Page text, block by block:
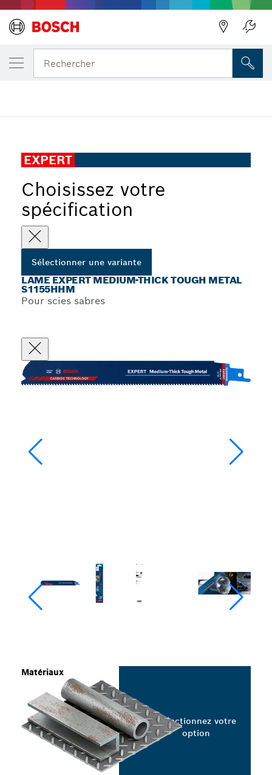
Rechercher
EXPERT
Choisissez votre
spécification
Sélectionner une variante
LAME EXPERT MEDIUM-THICK TOUGH METAL
S1155HHM
Pour scies sabres
Matériaux
Sélectionnez votre
option
VOTRE VARIANTE SÉLECTIONNÉE
Lame EXPERT Medium-Thick Tough Metal